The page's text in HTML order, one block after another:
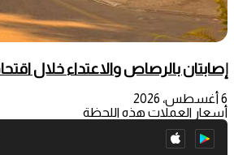
إصابتان بالرصاص والاعتداء خلال
6 أغسطس، 2026
أسعار العملات هذه اللحظة